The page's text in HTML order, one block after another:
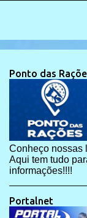
Ponto das
Conheço nossas
Aqui tem tudo
informações!!!!
Portalnet